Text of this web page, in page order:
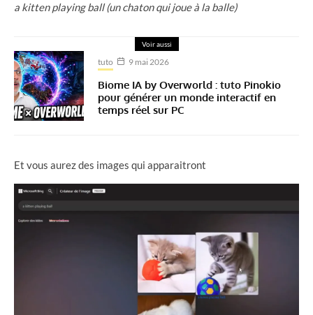
a kitten playing ball (un chaton qui joue à la balle)
Voir aussi
tuto 9 mai 2026
Biome IA by Overworld : tuto Pinokio
pour générer un monde interactif en
temps réel sur PC
Et vous aurez des images qui apparaitront